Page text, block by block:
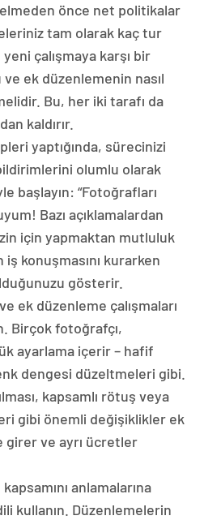
önce net politikalar
tam olarak kaç tur
çalışmaya karşı bir
ek düzenlemenin nasıl
Bu, her iki tarafı da
kaldırır.
yaptığında, sürecinizi
olumlu olarak
başlayın: “Fotoğrafları
Bazı açıklamalardan
için yapmaktan mutluluk
iş konuşmasını kurarken
gösterir.
ek düzenleme çalışmaları
Birçok fotoğrafçı,
ayarlama içerir – hafif
dengesi düzeltmeleri gibi.
kapsamlı rötuş veya
gibi önemli değişiklikler ek
ve ayrı ücretler
anlamalarına
kullanın. Düzenlemelerin